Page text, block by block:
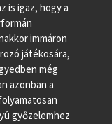
is igaz, hogy a
immáron
játékosára,
még
azonban a
győzelemhez